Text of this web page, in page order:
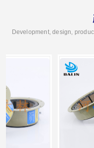
Development, design,